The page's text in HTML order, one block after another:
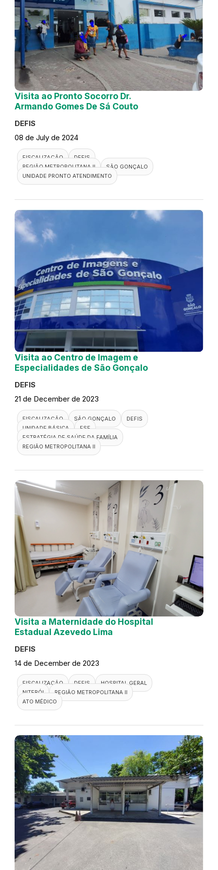
Visita ao Pronto Socorro Dr.
Armando Gomes De Sá Couto
DEFIS
08 de July de 2024
FISCALIZAÇÃO
DEFIS
REGIÃO METROPOLITANA II
SÃO GONÇALO
UNIDADE PRONTO ATENDIMENTO
Visita ao Centro de Imagem e
Especialidades de São Gonçalo
DEFIS
21 de December de 2023
FISCALIZAÇÃO SÃO GONÇALO
DEFIS
UNIDADE BÁSICA
ESF
ESTRATÉGIA DE SAÚDE DA FAMÍLIA
REGIÃO METROPOLITANA II
Visita a Maternidade do Hospital
Estadual Azevedo Lima
DEFIS
14 de December de 2023
FISCALIZAÇÃO DEFIS
HOSPITAL GERAL
NITERÓI
REGIÃO METROPOLITANA II
ATO MÉDICO